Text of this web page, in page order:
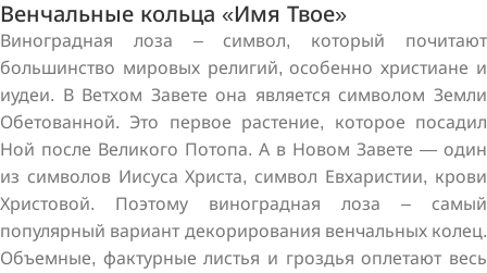
Венчальные кольца «Имя Твое»
Виноградная лоза – символ, который почитают
большинство мировых религий, особенно христиане и
иудеи. В Ветхом Завете она является символом Земли
Обетованной. Это первое растение, которое посадил
Ной после Великого Потопа. А в Новом Завете — один
из символов Иисуса Христа, символ Евхаристии, крови
Христовой. Поэтому виноградная лоза – самый
популярный вариант декорирования венчальных колец.
Объемные, фактурные листья и гроздья оплетают весь